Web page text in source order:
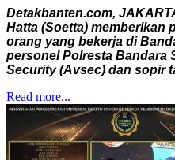
Detakbanten.com,
Hatta (Soetta) memberikan
orang yang bekerja di
personel Polresta Bandara
Security (Avsec) dan sopir
Read more...